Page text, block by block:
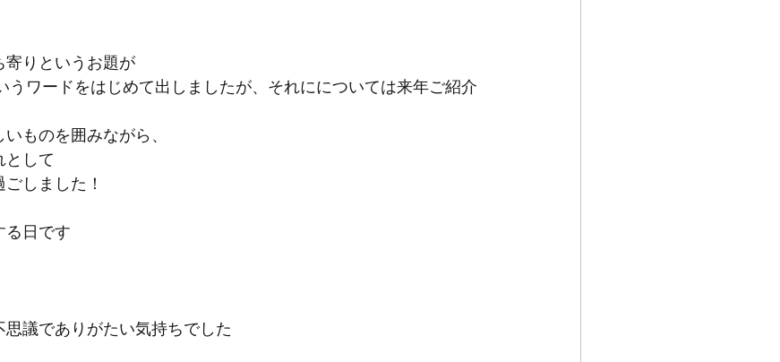
寄りというお題が
うワードをはじめて出しましたが、それにについては来年ご紹介
ものを囲みながら、
として
しました！
る日です
議でありがたい気持ちでした